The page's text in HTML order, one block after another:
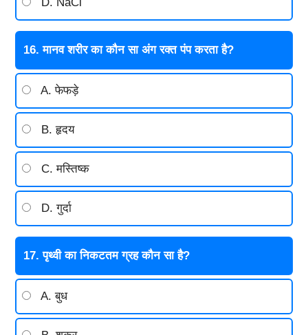
16. मानव शरीर का कौन सा अंग रक्त पंप करता है?
A. फेफड़े
B. हृदय
C. मस्तिष्क
D. गुर्दा
17. पृथ्वी का निकटतम ग्रह कौन सा है?
A. बुध